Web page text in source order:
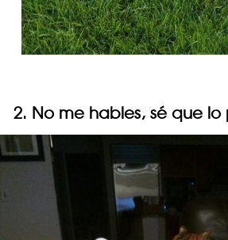
2. No me hables, sé que lo